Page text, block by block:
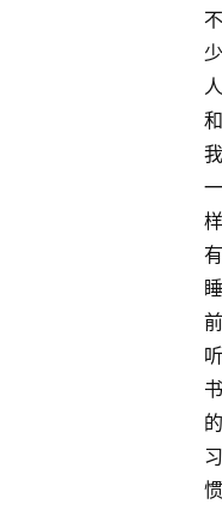
不
少
人
和
我
一
样
有
睡
前
听
书
的
习
惯